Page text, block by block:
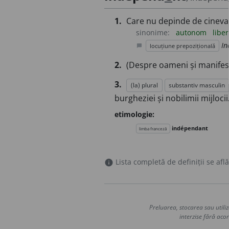
1. Care nu depinde de
sinonime: autonom liber
chat_bubble locuțiune prepozițională
2. (Despre oameni și
3.
(la) plural substantiv masculin
burgheziei și nobilimii mijlocii.
etimologie:
limba franceză indépendant
info Lista completă de definiții se
Preluarea, stocarea sau
interzise fără